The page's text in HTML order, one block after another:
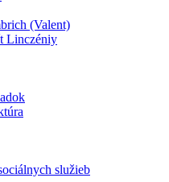
(Valent)
Linczéniy
služieb